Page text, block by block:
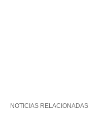
NOTICIAS RELACIONADAS